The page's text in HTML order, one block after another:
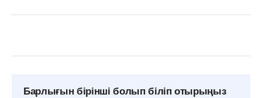
Барлығын бірінші болып біліп отырыңыз